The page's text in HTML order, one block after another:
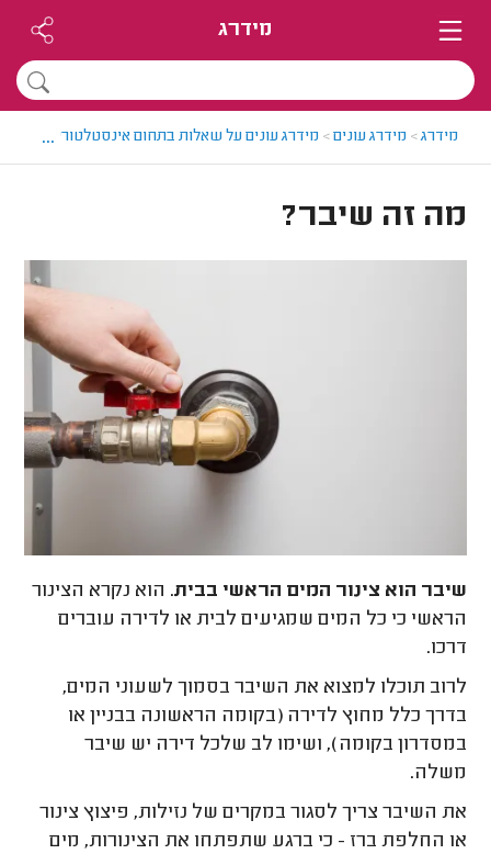
מידרג
מידרג> מידרג עונים> מידרג עונים על שאלות בתחום אינסטלטורים>...
מה זה שיבר?
שיבר הוא צינור המים הראשי בבית. הוא נקרא הצינור
הראשי כי כל המים שמגיעים לבית או לדירה עוברים
דרכו.
לרוב תוכלו למצוא את השיבר בסמוך לשעוני המים,
בדרך כלל מחוץ לדירה (בקומה הראשונה בבניין או
במסדרון בקומה), ושימו לב שלכל דירה יש שיבר
משלה.
את השיבר צריך לסגור במקרים של נזילות, פיצוץ צינור
או החלפת ברז - כי ברגע שתפתחו את הצינורות, מים